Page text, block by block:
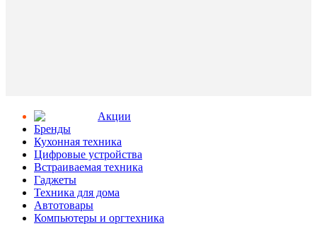
Aкции
Бренды
Кухонная техника
Цифровые устройства
Встраиваемая техника
Гаджеты
Техника для дома
Автотовары
Компьютеры и оргтехника